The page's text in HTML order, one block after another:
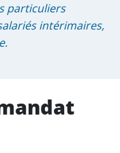
particuliers
intérimaires,